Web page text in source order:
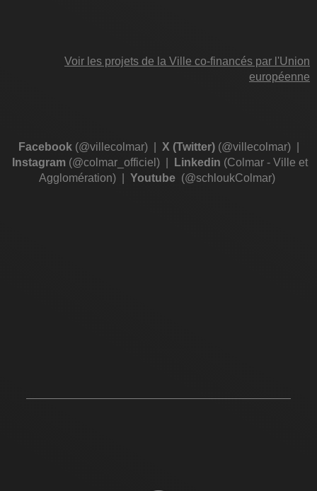
Voir les projets de la Ville co-financés par l'Union
européenne
Facebook(@villecolmar)| X (Twitter)(@villecolmar)|
Instagram (@colmar_officiel) Linkedin (Colmar - Ville et
Agglomération)
Youtube (@schloukColmar)